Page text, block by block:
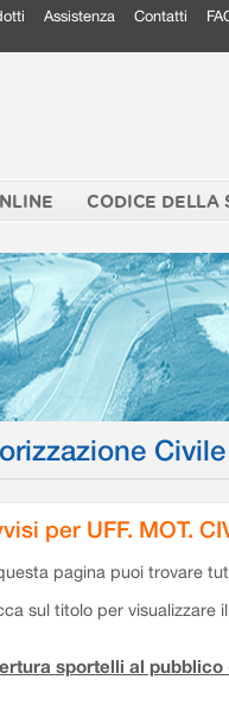
Assistenza Contatti
CODICE DELLA
Civile
per UFF. MOT.
pagina puoi trovare
sul titolo per visualizzare
sportelli al pubblico